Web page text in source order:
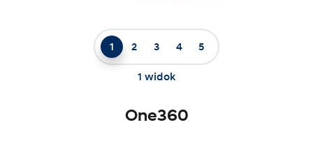
One360
1 2 3 4 5
1 widok